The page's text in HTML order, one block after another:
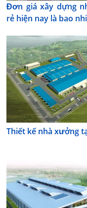
Đơn giá xây dựng
rẻ hiện nay là bao
Thiết kế nhà xưởng